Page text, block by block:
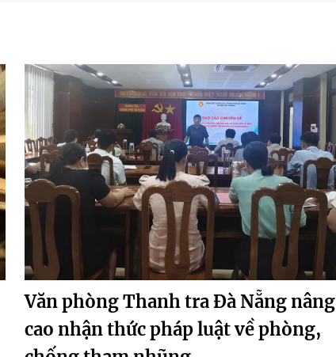
Văn phòng Thanh tra Đà Nẵng nâng
cao nhận thức pháp luật về phòng,